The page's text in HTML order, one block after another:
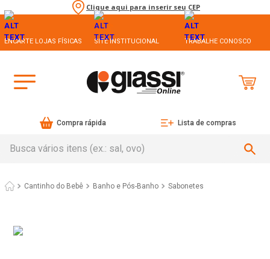
Clique aqui para inserir seu CEP
ENCARTE LOJAS FÍSICAS SITE INSTITUCIONAL TRABALHE CONOSCO
Compra rápida Lista de compras
Cantinho do Bebê Banho e Pós-Banho Sabonetes